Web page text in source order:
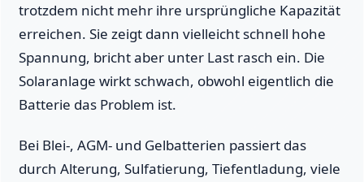
trotzdem nicht mehr ihre ursprüngliche Kapazität
erreichen. Sie zeigt dann vielleicht schnell hohe
Spannung, bricht aber unter Last rasch ein. Die
Solaranlage wirkt schwach, obwohl eigentlich die
Batterie das Problem ist.
Bei Blei-, AGM- und Gelbatterien passiert das
durch Alterung, Sulfatierung, Tiefentladung, viele